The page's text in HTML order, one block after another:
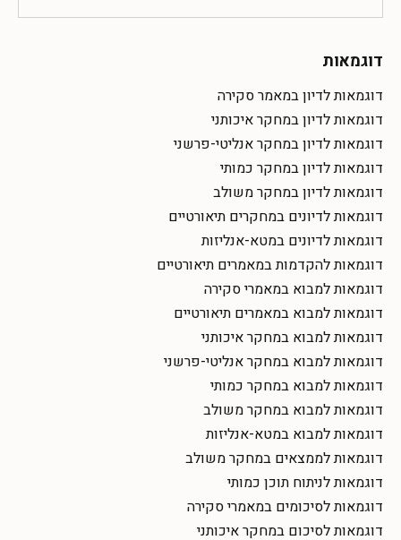
דוגמאות
דוגמאות לדיון במאמר סקירה
דוגמאות לדיון במחקר איכותני
דוגמאות לדיון במחקר אנליטי-פרשני
דוגמאות לדיון במחקר כמותי
דוגמאות לדיון במחקר משולב
דוגמאות לדיונים במחקרים תיאורטיים
דוגמאות לדיונים במטא-אנליזות
דוגמאות להקדמות במאמרים תיאורטיים
דוגמאות למבוא במאמרי סקירה
דוגמאות למבוא במאמרים תיאורטיים
דוגמאות למבוא במחקר איכותני
דוגמאות למבוא במחקר אנליטי-פרשני
דוגמאות למבוא במחקר כמותי
דוגמאות למבוא במחקר משולב
דוגמאות למבוא במטא-אנליזות
דוגמאות לממצאים במחקר משולב
דוגמאות לניתוח תוכן כמותי
דוגמאות לסיכומים במאמרי סקירה
דוגמאות לסיכום במחקר איכותני